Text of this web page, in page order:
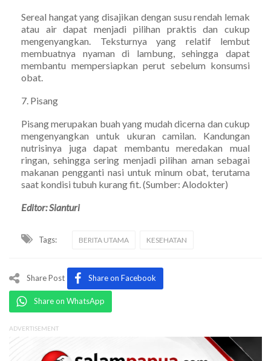
Sereal hangat yang disajikan dengan susu rendah lemak
atau air dapat menjadi pilihan praktis dan cukup
mengenyangkan. Teksturnya yang relatif lembut
membuatnya nyaman di lambung, sehingga dapat
membantu mempersiapkan perut sebelum konsumsi
obat.
7. Pisang
Pisang merupakan buah yang mudah dicerna dan cukup
mengenyangkan untuk ukuran camilan. Kandungan
nutrisinya juga dapat membantu meredakan mual
ringan, sehingga sering menjadi pilihan aman sebagai
makanan pengganti nasi untuk minum obat, terutama
saat kondisi tubuh kurang fit. (Sumber: Alodokter)
Editor: Sianturi
Tags: BERITA UTAMA KESEHATAN
Share Post Share on Facebook
Share on WhatsApp
ADVERTISEMENT